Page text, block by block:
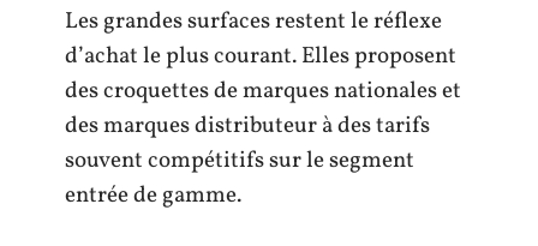
Les grandes surfaces restent le réflexe
d’achat le plus courant. Elles proposent
des croquettes de marques nationales et
des marques distributeur à des tarifs
souvent compétitifs sur le segment
entrée de gamme.